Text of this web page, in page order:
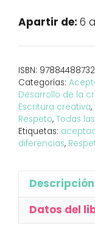
Apartir de: 6
ISBN:
Categorías:
Desarrollo de la
Escritura creativa,
Respeto, Todas
Etiquetas:
diferencias,
Descripción
Datos del